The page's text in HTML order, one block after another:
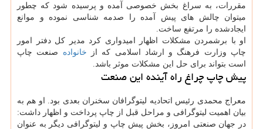
مقررات، به سراغ بخش خصوصی آمده و پرسیده شود که چطور
میتوان چالش های پیش آمده را صدمه شناسی نموده و موانع
ایجادشده را مرتفع ساخت.
او با برشمردن مشکلات اظهار امیدواری کرد مدیر کل دفتر امور
چاپ وزارت فرهنگ و ارشاد اسلامی که از خانواده صنعت چاپ
است بتواند برای حل این مشکلات موثر باشد.
پیش چاپ چراغ راه آینده این صنعت
معراج محمدی رئیس اتحادیه لیتوگرافان سخنران بعدی بود. او هم به
بیان اهمیت لیتوگرافی و مراحل قبل از چاپ پرداخت و اظهار داشت:
در جهان صنعتی امروز، بخش پیش چاپ و لیتوگرافی دیگر به عنوان